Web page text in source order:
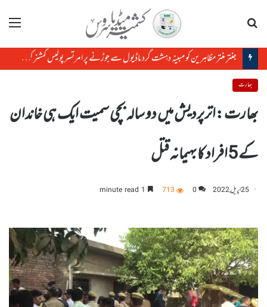
مینو
جنتر منتر مظاہرین کو مبینہ دہشت گرد ماڈیول سے جوڑنے پر امرتسر پولیس کمشنر کو ہٹا دیاگیا
بھارت
بھارت :اترپردیش میں دو سالہ بچی سمیت ایک ہی خاندان
کے 5افراد کا بہیمانہ قتل
25 اپریل, 2022 0
713